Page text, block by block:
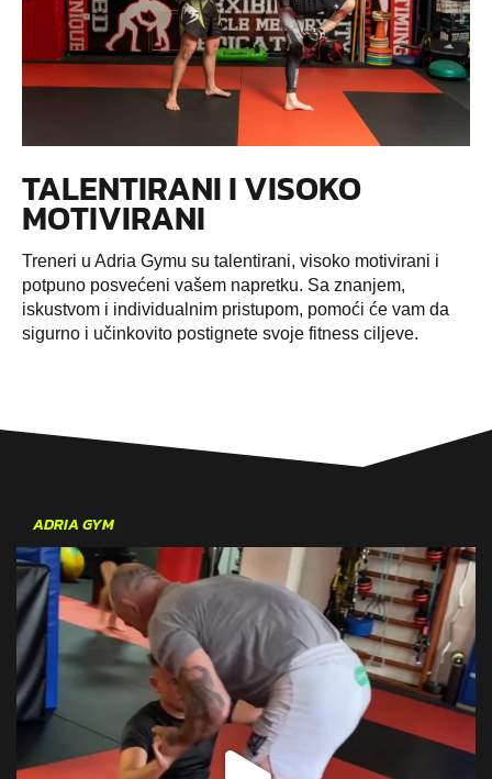
TALENTIRANI I VISOKO
MOTIVIRANI
Treneri u Adria Gymu su talentirani, visoko motivirani i
potpuno posvećeni vašem napretku. Sa znanjem,
iskustvom i individualnim pristupom, pomoći će vam da
sigurno i učinkovito postignete svoje fitness ciljeve.
ADRIA GYM